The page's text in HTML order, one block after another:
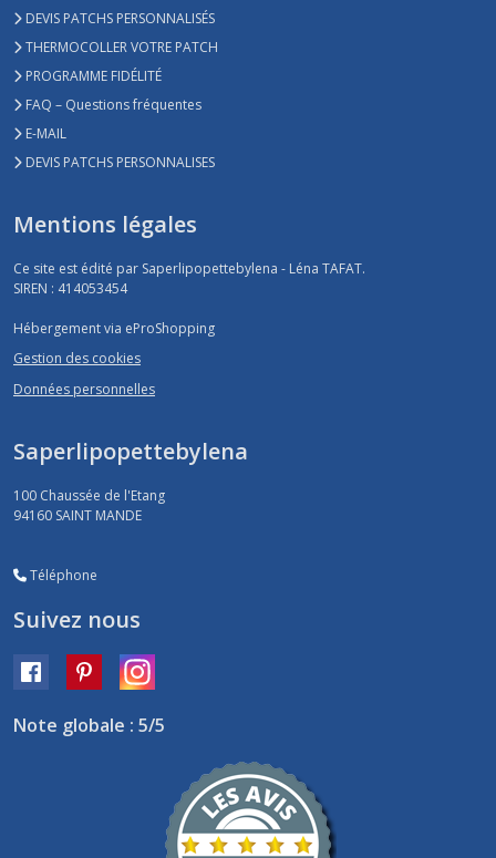
DEVIS PATCHS PERSONNALISÉS
THERMOCOLLER VOTRE PATCH
PROGRAMME FIDÉLITÉ
FAQ – Questions fréquentes
E-MAIL
DEVIS PATCHS PERSONNALISES
Mentions légales
Ce site est édité par Saperlipopettebylena - Léna TAFAT.
SIREN : 414053454
Hébergement via eProShopping
Gestion des cookies
Données personnelles
Saperlipopettebylena
100 Chaussée de l'Etang
94160 SAINT MANDE
Téléphone
Suivez nous
Note globale : 5/5